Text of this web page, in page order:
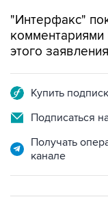
"Интерфакс"
этого
Купить
Подписаться
Получать
канале